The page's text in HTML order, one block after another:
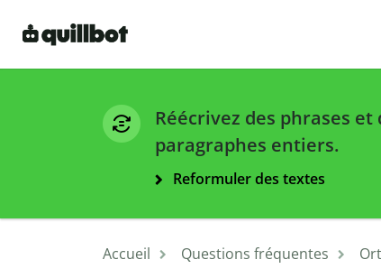
Réécrivez des phrases et
paragraphes entiers.
Reformuler des textes
Accueil Questions fréquentes